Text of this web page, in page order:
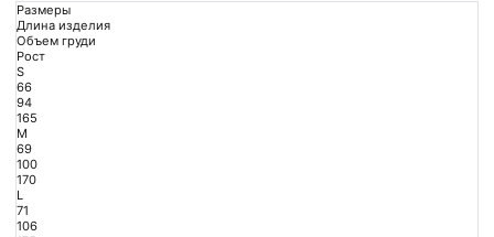
Размеры
Длина изделия
Объем груди
Рост
S
66
94
165
M
69
100
170
L
71
106